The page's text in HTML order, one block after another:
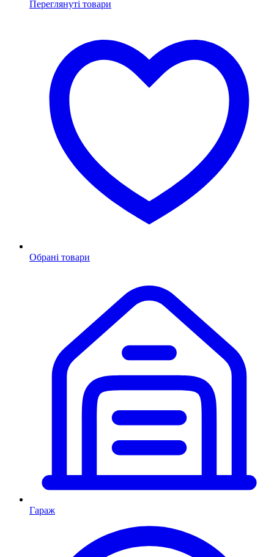
Переглянуті товари
Обрані товари
Гараж